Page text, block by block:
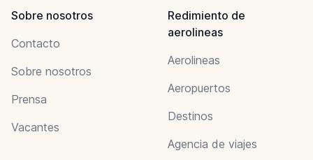
Sobre nosotros
Contacto
Sobre nosotros
Prensa
Vacantes
Redimiento de
aerolineas
Aerolineas
Aeropuertos
Destinos
Agencia de viajes